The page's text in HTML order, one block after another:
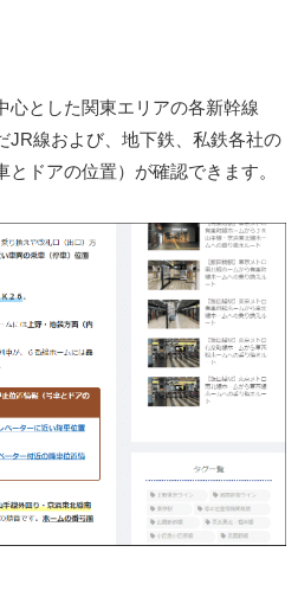
心とした関東エリアの各新幹線
JR線および、地下鉄、私鉄各社の
ドアの位置）が確認できます。